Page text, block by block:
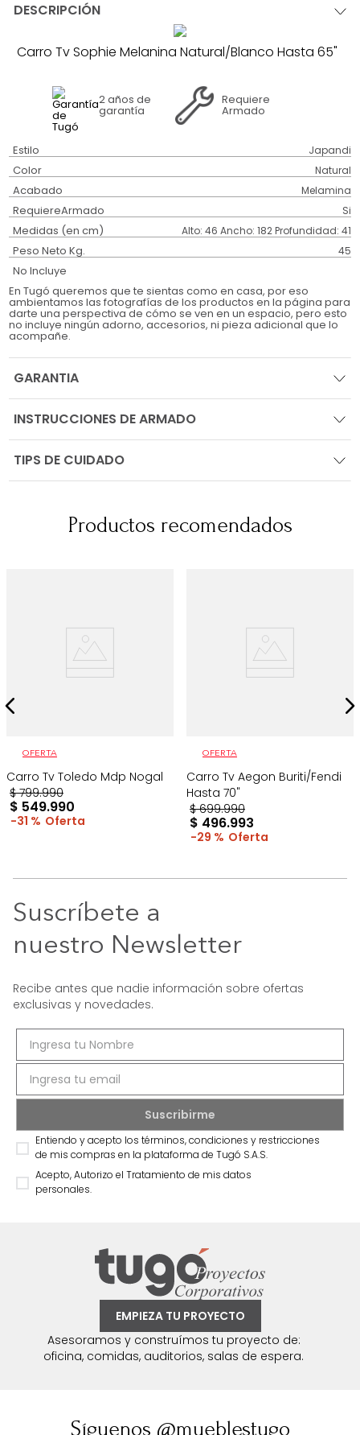
DESCRIPCIÓN
Carro Tv Sophie Melanina Natural/Blanco Hasta 65"
2 años de
garantía
Requiere
Armado
Estilo Japandi
Color Natural
Acabado Melamina
RequiereArmado Si
Medidas (en cm) Alto: 46 Ancho: 182 Profundidad: 41
Peso Neto Kg. 45
No Incluye
En Tugó queremos que te sientas como en casa, por eso
ambientamos las fotografías de los productos en la página para
darte una perspectiva de cómo se ven en un espacio, pero esto
no incluye ningún adorno, accesorios, ni pieza adicional que lo
acompañe.
GARANTIA
INSTRUCCIONES DE ARMADO
TIPS DE CUIDADO
Productos recomendados
OFERTA
Carro Tv Toledo Mdp Nogal
$ 799.990
$ 549.990
31 %
OFERTA
Carro Tv Aegon Buriti/Fendi
Hasta 70"
$ 699.990
$ 496.993
29 %
Suscríbete a
nuestro Newsletter
Recibe antes que nadie información sobre ofertas
exclusivas y novedades.
Entiendo y acepto los términos, condiciones y restricciones
de mis compras en la plataforma de Tugó S.A.S.
Acepto, Autorizo el Tratamiento de mis datos
personales.
EMPIEZA TU PROYECTO
Asesoramos y construímos tu proyecto de:
oficina, comidas, auditorios, salas de espera.
Síguenos @mueblestugo